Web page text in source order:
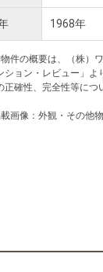
1968年
件の概要は、（株）
ション・レビュー」よ
正確性、完全性等につ
画像：外観・その他